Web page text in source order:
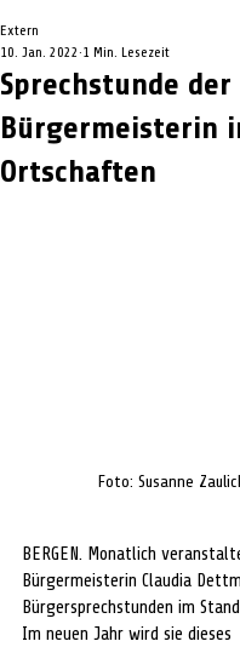
Sprechstunde
Bürgermeisterin
Ortschaften
Extern
10. Jan. 2022 1 Min. Lesezeit
Foto: Susanne
BERGEN. Monatlich
Bürgermeisterin Claudia
Bürgersprechstunden im
Im neuen Jahr wird sie dieses